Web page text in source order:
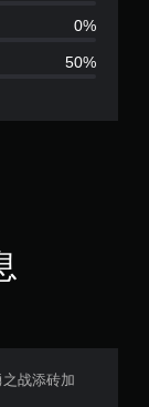
颗
（
，
0%
50%
战添砖加